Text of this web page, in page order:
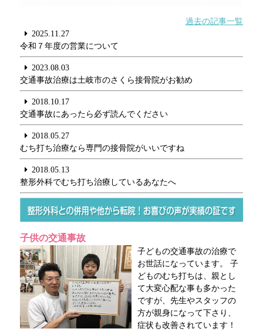
過去の記事一覧
2025.11.27
令和７年度の営業について
2023.08.03
交通事故治療は土岐市のさくら接骨院がお勧め
2018.10.17
交通事故にあったら必ず読んでください
2018.05.27
むち打ち治療なら専門の接骨院がいいですね
2018.05.13
整形外科でむち打ち治療しているあなたへ
子供の交通事故
子どもの交通事故の治療で
お世話になっています。 子
どものむち打ちは、親とし
て大変心配な事も多かった
ですが、先生やスタッフの
方が親身になって下さり、
症状も改善されています！